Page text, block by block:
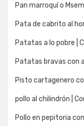
Pan marroquí o
Pata de cabrito al
Patatas a lo pobre |
Patatas bravas con
Pisto cartagenero
pollo al chilindrón |
Pollo en pepitoria